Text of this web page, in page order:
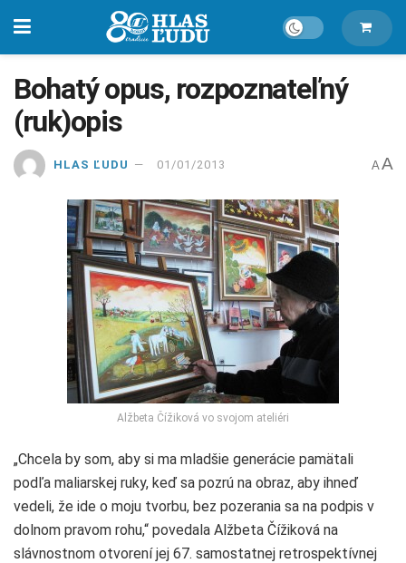
Bohatý opus, rozpoznateľný
(ruk)opis
HLAS ĽUDU 01/01/2013 A A
Alžbeta Čížiková vo svojom ateliéri
„Chcela by som, aby si ma mladšie generácie pamätali
podľa maliarskej ruky, keď sa pozrú na obraz, aby ihneď
vedeli, že ide o moju tvorbu, bez pozerania sa na podpis v
dolnom pravom rohu,“ povedala Alžbeta Čížiková na
slávnostnom otvorení jej 67. samostatnej retrospektívnej